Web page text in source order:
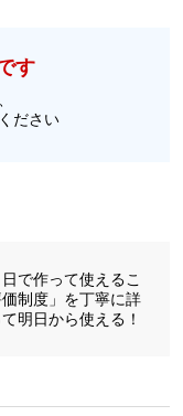
す
ださい
で作って使えるこ
制度」を丁寧に詳
明日から使える！